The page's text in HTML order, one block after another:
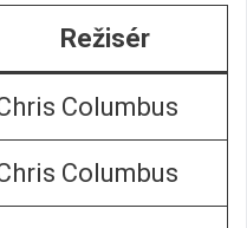
Režisér
Columbus
Columbus